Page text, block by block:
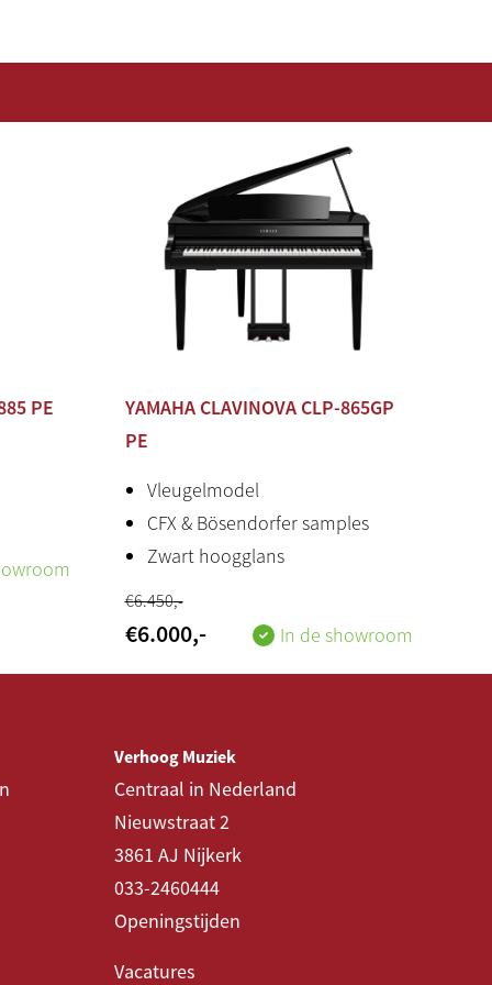
horn), Spruce Cone Speaker
Modeling (VRM)
jack
stereo jack (2x)
PE
YAMAHA CLAVINOVA CLP-865GP
PE
Vleugelmodel
CFX & Bösendorfer samples
Zwart hoogglans
€6.450,-
€6.000,- In de showroom
Verhoog Muziek
Centraal in Nederland
Nieuwstraat 2
3861 AJ Nijkerk
033-2460444
Openingstijden
Vacatures